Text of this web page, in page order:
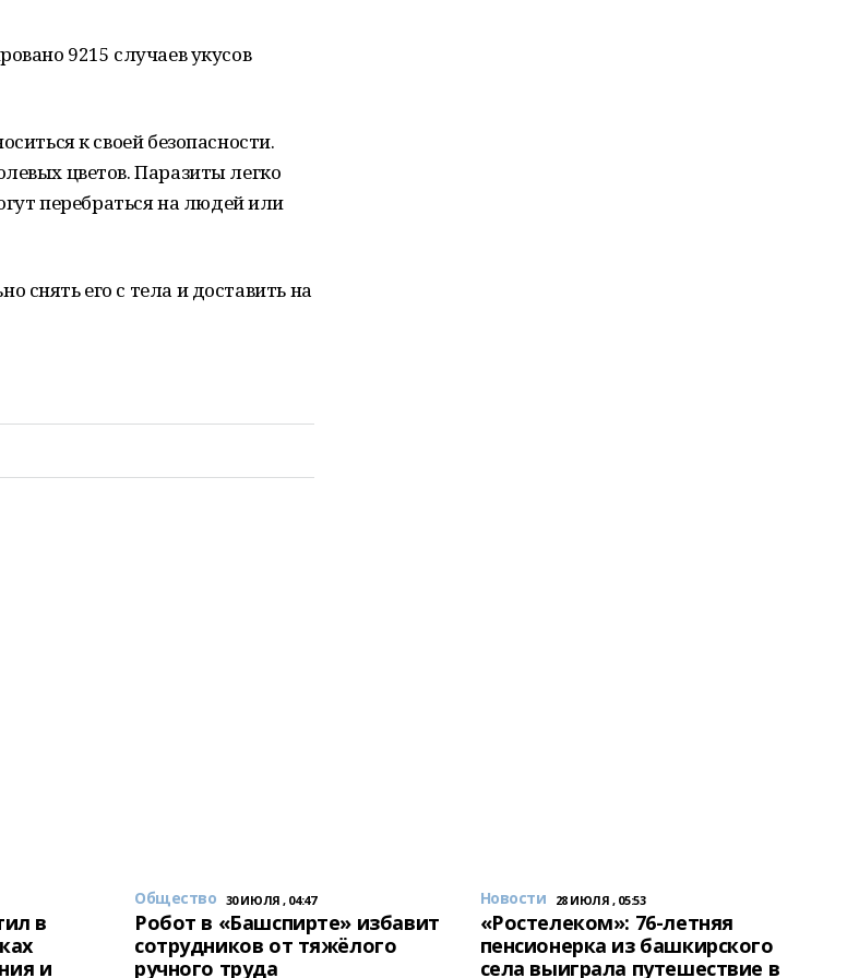
9215 случаев укусов
к своей безопасности.
цветов. Паразиты легко
перебраться на людей или
снять его с тела и доставить на
в
и
Общество 30 ИЮЛЯ , 04:47
Робот в «Башспирте» избавит
сотрудников от тяжёлого
ручного труда
Новости 28 ИЮЛЯ , 05:53
«Ростелеком»: 76-летняя
пенсионерка из башкирского
села выиграла путешествие в